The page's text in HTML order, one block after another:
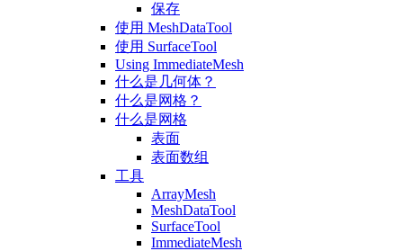
保存
使用 MeshDataTool
使用 SurfaceTool
Using ImmediateMesh
什么是几何体？
什么是网格？
什么是网格
表面
表面数组
工具
ArrayMesh
MeshDataTool
SurfaceTool
ImmediateMesh